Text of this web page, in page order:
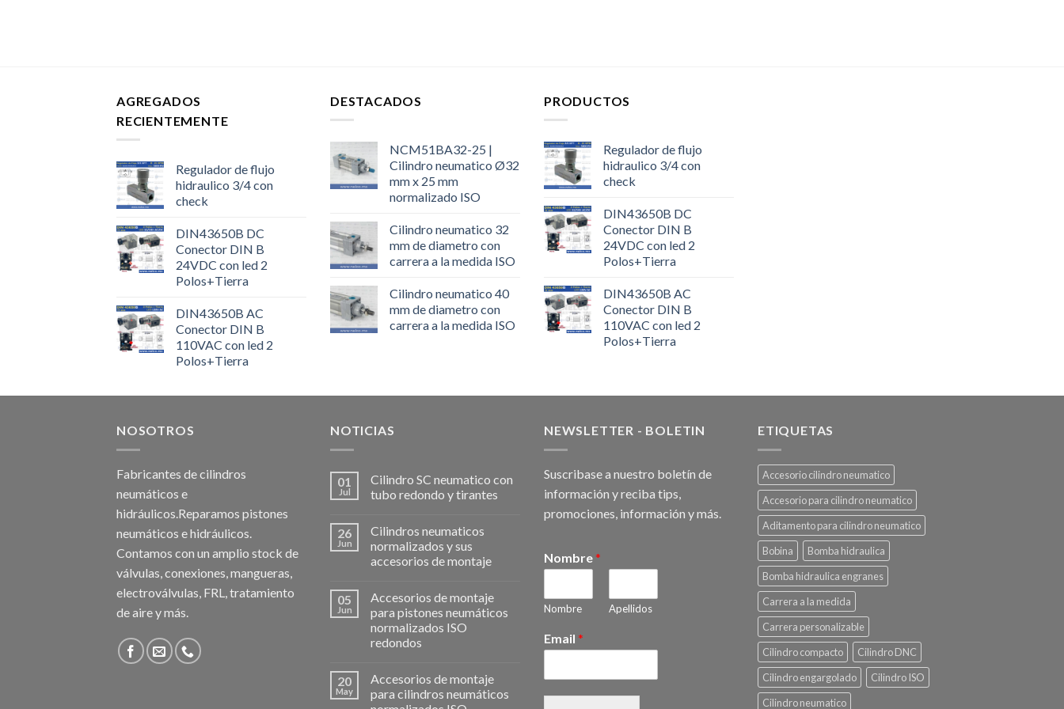
AGREGADOS
RECIENTEMENTE
Regulador de flujo
hidraulico 3/4 con
check
DIN43650B DC
Conector DIN B
24VDC con led 2
Polos+Tierra
DIN43650B AC
Conector DIN B
110VAC con led 2
Polos+Tierra
DESTACADOS
NCM51BA32-25 |
Cilindro neumatico Ø32
mm x 25 mm
normalizado ISO
Cilindro neumatico 32
mm de diametro con
carrera a la medida ISO
Cilindro neumatico 40
mm de diametro con
carrera a la medida ISO
PRODUCTOS
Regulador de flujo
hidraulico 3/4 con
check
DIN43650B DC
Conector DIN B
24VDC con led 2
Polos+Tierra
DIN43650B AC
Conector DIN B
110VAC con led 2
Polos+Tierra
NOSOTROS
Fabricantes de cilindros
neumáticos e
hidráulicos.Reparamos pistones
neumáticos e hidráulicos.
Contamos con un amplio stock de
válvulas, conexiones, mangueras,
electroválvulas, FRL, tratamiento
de aire y más.
NOTICIAS
01
Jul
Cilindro SC neumatico con
tubo redondo y tirantes
26
Jun
Cilindros neumaticos
normalizados y sus
accesorios de montaje
05
Jun
Accesorios de montaje
para pistones neumáticos
normalizados ISO
redondos
20
May
Accesorios de montaje
para cilindros neumáticos
NEWSLETTER - BOLETIN
Suscribase a nuestro boletín de
información y reciba tips,
promociones, información y más.
Nombre *
Nombre Apellidos
Email *
ETIQUETAS
Accesorio cilindro neumatico
Accesorio para cilindro neumatico
Aditamento para cilindro neumatico
Bobina
Bomba hidraulica
Bomba hidraulica engranes
Carrera a la medida
Carrera personalizable
Cilindro compacto
Cilindro DNC
Cilindro engargolado
Cilindro ISO
Cilindro neumatico